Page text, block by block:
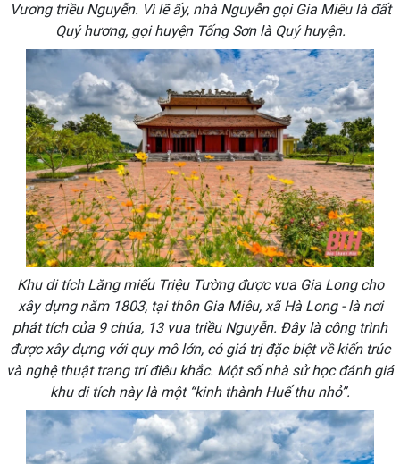
Vương triều Nguyễn. Vì lẽ ấy, nhà Nguyễn gọi Gia Miêu là đất
Quý hương, gọi huyện Tống Sơn là Quý huyện.
Khu di tích Lăng miếu Triệu Tường được vua Gia Long cho
xây dựng năm 1803, tại thôn Gia Miêu, xã Hà Long - là nơi
phát tích của 9 chúa, 13 vua triều Nguyễn. Đây là công trình
được xây dựng với quy mô lớn, có giá trị đặc biệt về kiến trúc
và nghệ thuật trang trí điêu khắc. Một số nhà sử học đánh giá
khu di tích này là một “kinh thành Huế thu nhỏ”.